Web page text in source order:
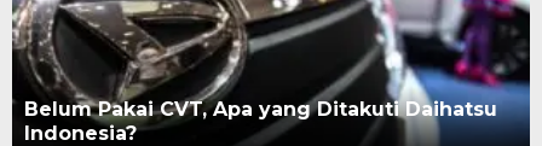
Belum Pakai CVT, Apa yang Ditakuti Daihatsu
Indonesia?